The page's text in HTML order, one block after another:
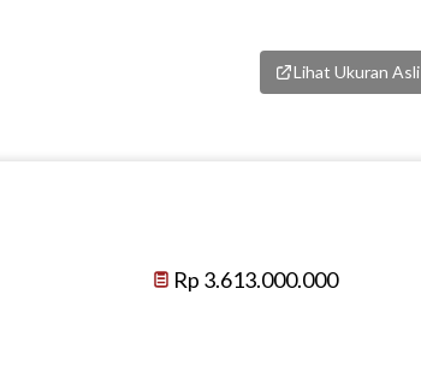
Lihat Ukuran Asli
Rp 3.613.000.000